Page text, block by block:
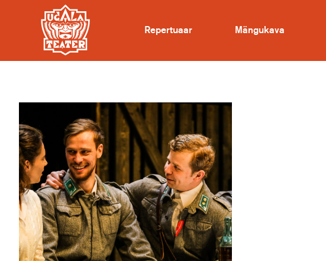
Repertuaar Mängukava